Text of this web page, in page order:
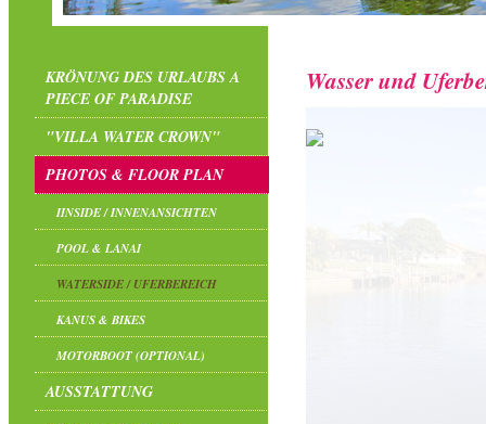
KRÖNUNG DES URLAUBS A
PIECE OF PARADISE
"VILLA WATER CROWN"
PHOTOS & FLOOR PLAN
IINSIDE / INNENANSICHTEN
POOL & LANAI
WATERSIDE / UFERBEREICH
KANUS & BIKES
MOTORBOOT (OPTIONAL)
AUSSTATTUNG
Wasser und